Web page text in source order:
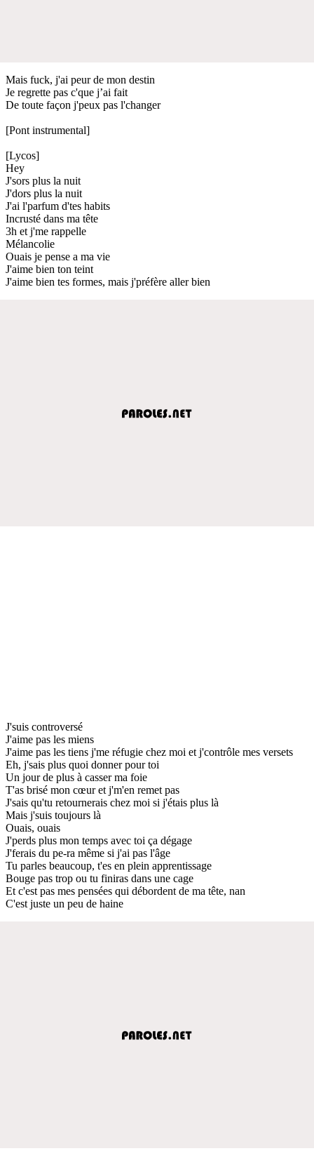
Mais fuck, j'ai peur de mon destin
Je regrette pas c'que j’ai fait
De toute façon j'peux pas l'changer
[Pont instrumental]
[Lycos]
Hey
J'sors plus la nuit
J'dors plus la nuit
J'ai l'parfum d'tes habits
Incrusté dans ma tête
3h et j'me rappelle
Mélancolie
Ouais je pense a ma vie
J'aime bien ton teint
J'aime bien tes formes, mais j'préfère aller bien
J'suis controversé
J'aime pas les miens
J'aime pas les tiens j'me réfugie chez moi et j'contrôle mes versets
Eh, j'sais plus quoi donner pour toi
Un jour de plus à casser ma foie
T'as brisé mon cœur et j'm'en remet pas
J'sais qu'tu retournerais chez moi si j'étais plus là
Mais j'suis toujours là
Ouais, ouais
J'perds plus mon temps avec toi ça dégage
J'ferais du pe-ra même si j'ai pas l'âge
Tu parles beaucoup, t'es en plein apprentissage
Bouge pas trop ou tu finiras dans une cage
Et c'est pas mes pensées qui débordent de ma tête, nan
C'est juste un peu de haine